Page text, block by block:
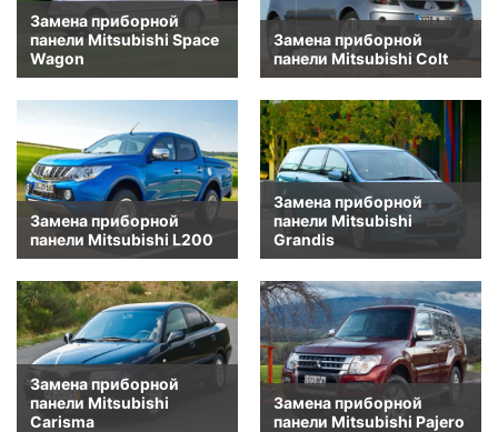
Замена приборной
панели Mitsubishi Space
Wagon
Замена приборной
панели Mitsubishi Colt
Замена приборной
панели Mitsubishi L200
Замена приборной
панели Mitsubishi
Grandis
Замена приборной
панели Mitsubishi
Carisma
Замена приборной
панели Mitsubishi Pajero